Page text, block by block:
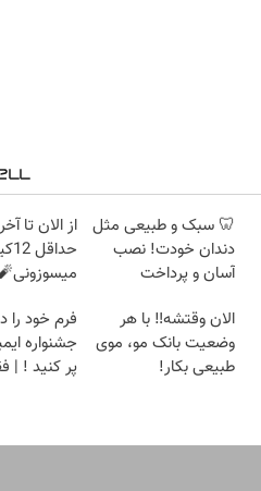
🦷 سبک و طبیعی مثل
دندان خودت! نصب
آسان و پرداخت
از الان تا
الان وقتشه‼️ با هر
وضعیت بانک مو، موی
طبیعی بکار!
فرم خود را
جشنواره